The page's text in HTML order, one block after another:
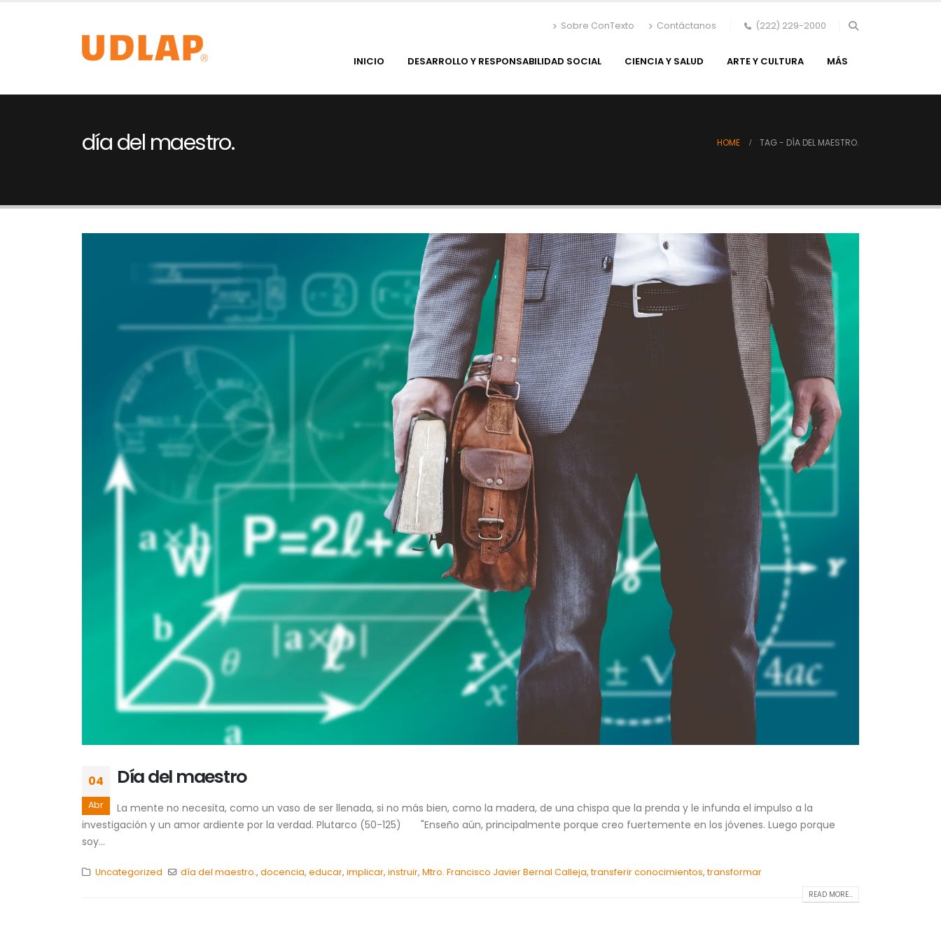
Sobre ConTexto Contáctanos (222) 229-2000
INICIO DESARROLLO Y RESPONSABILIDAD SOCIAL CIENCIA Y SALUD ARTE Y CULTURA MÁS
día del maestro. HOME TAG - DÍA DEL MAESTRO.
04
Abr
Día del maestro
La mente no necesita, como un vaso de ser llenada, si no más bien, como la madera, de una chispa que la prenda y le infunda el impulso a la
investigación y un amor ardiente por la verdad. Plutarco (50-125) "Enseño aún, principalmente porque creo fuertemente en los jóvenes. Luego porque
soy...
Uncategorized día del maestro.,docencia,educar,implicar,instruir,Mtro. Francisco Javier Bernal Calleja,transferir conocimientos,transformar
READ MORE...